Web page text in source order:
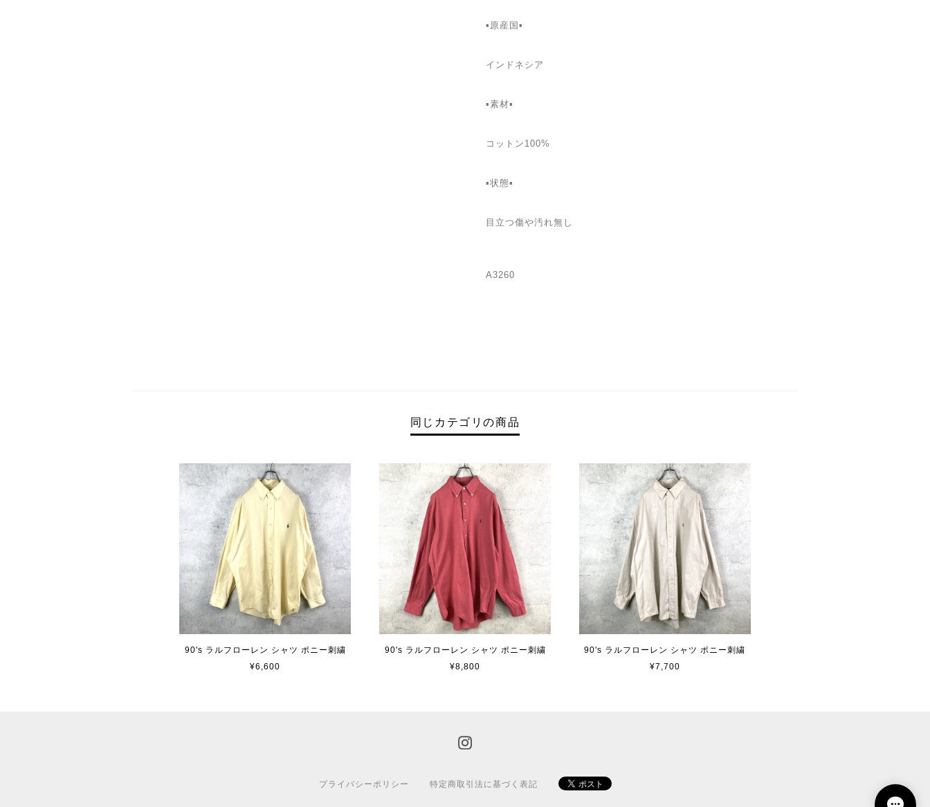
▪️原産国▪️
インドネシア
▪️素材▪️
コットン100%
▪️状態▪️
目立つ傷や汚れ無し
A3260
同じカテゴリの商品
90's ラルフローレン シャツ ポニー刺繍
¥6,600
90's ラルフローレン シャツ ポニー刺繍
¥8,800
90's ラルフローレン シャツ ポニー刺繍
¥7,700
プライバシーポリシー 特定商取引法に基づく表記